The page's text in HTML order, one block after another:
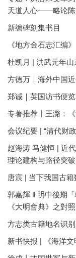
天道人心——略论陈
新编碑刻集书目
《地方金石志汇编
杜凯月 | 洪武元年
方徳万｜海外中国
郑诚｜英国访书便
专著推荐丨王潞：
会议纪要 | “清代财
赵海涛 马健恒 | 近
理论建构与路径突破
唐宸 | 当下我国古
郭嘉輝 ‖ 明中後期
《大明會典》之對照
方志类古籍地名识
新书快报 | 《海洋文